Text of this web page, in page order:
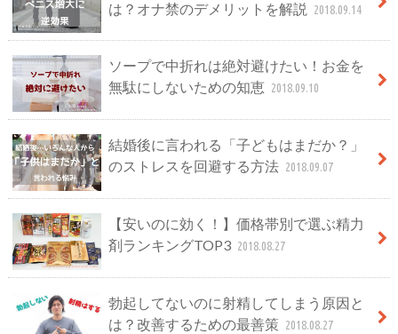
は？オナ禁のデメリットを解説 2018.09.14
ソープで中折れは絶対避けたい！お金を
無駄にしないための知恵 2018.09.10
結婚後に言われる「子どもはまだか？」
のストレスを回避する方法 2018.09.07
【安いのに効く！】価格帯別で選ぶ精力
剤ランキングTOP3 2018.08.27
勃起してないのに射精してしまう原因と
は？改善するための最善策 2018.08.27